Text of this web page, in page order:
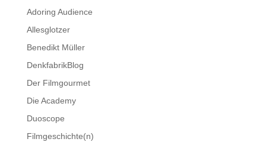
Adoring Audience
Allesglotzer
Benedikt Müller
DenkfabrikBlog
Der Filmgourmet
Die Academy
Duoscope
Filmgeschichte(n)